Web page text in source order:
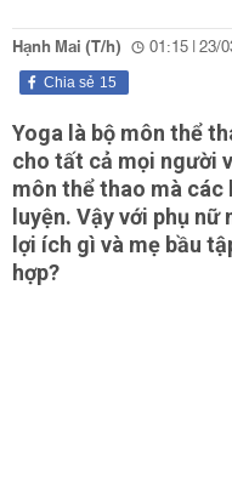
Hạnh Mai (T/h) 01:15 | 23/
15
Chia sẻ
Yoga là bộ môn thể
cho tất cả mọi người
môn thể thao mà các
luyện. Vậy với phụ
lợi ích gì và mẹ bầu
hợp?